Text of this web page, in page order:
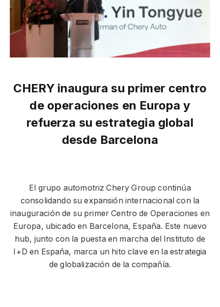
CHERY inaugura su primer centro
de operaciones en Europa y
refuerza su estrategia global
desde Barcelona
El grupo automotriz Chery Group continúa
consolidando su expansión internacional con la
inauguración de su primer Centro de Operaciones en
Europa, ubicado en Barcelona, España. Este nuevo
hub, junto con la puesta en marcha del Instituto de
I+D en España, marca un hito clave en la estrategia
de globalización de la compañía.